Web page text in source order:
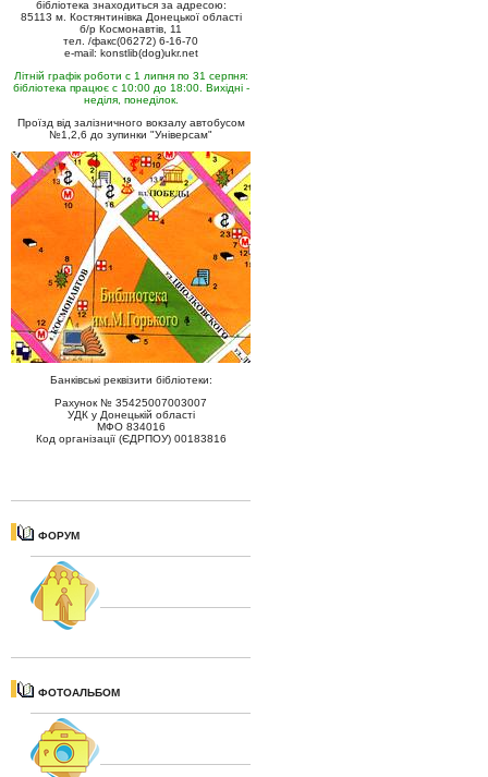
бібліотека знаходиться за адресою:
85113 м. Костянтинівка Донецької області
б/р Космонавтів, 11
тел. /факс(06272) 6-16-70
e-mail: konstlib(dog)ukr.net
Літній графік роботи с 1 липня по 31 серпня:
бібліотека працює с 10:00 до 18:00. Вихідні -
неділя, понеділок.
Проїзд від залізничного вокзалу автобусом
№1,2,6 до зупинки "Універсам"
Банківські реквізити бібліотеки:
Рахунок № 35425007003007
УДК у Донецькій області
МФО 834016
Код організації (ЄДРПОУ) 00183816
ФОРУМ
ФОТОАЛЬБОМ